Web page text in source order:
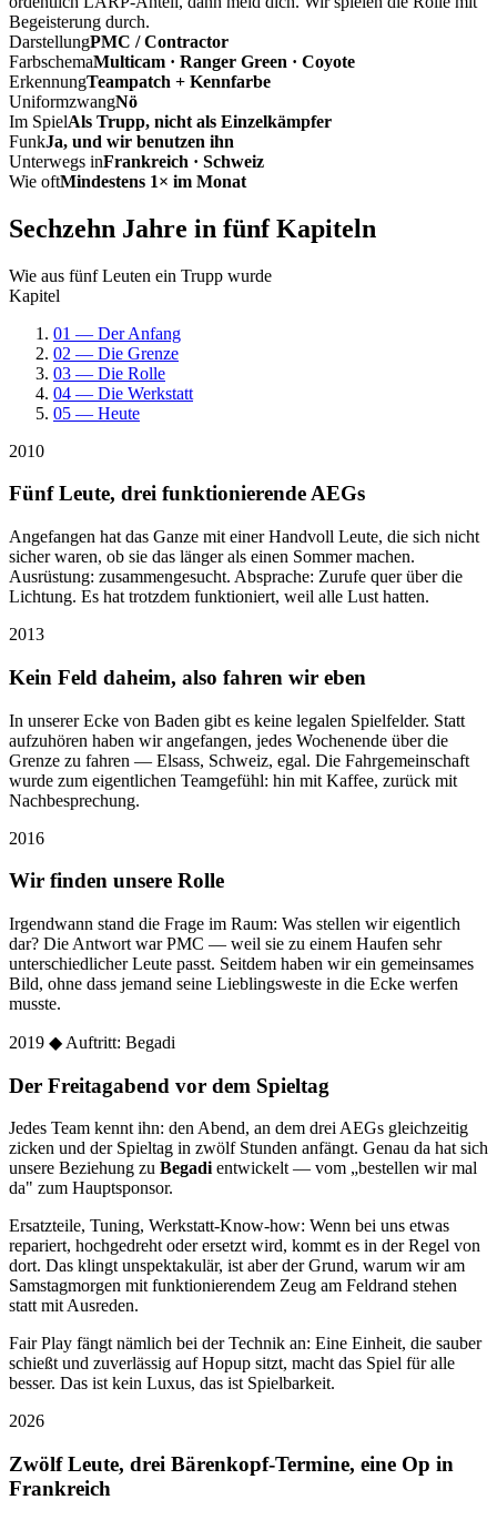
Begeisterung durch.
DarstellungPMC / Contractor
FarbschemaMulticam · Ranger Green · Coyote
ErkennungTeampatch + Kennfarbe
UniformzwangNö
Im SpielAls Trupp, nicht als Einzelkämpfer
FunkJa, und wir benutzen ihn
Unterwegs inFrankreich · Schweiz
Wie oftMindestens 1× im Monat
Sechzehn Jahre in fünf Kapiteln
Wie aus fünf Leuten ein Trupp wurde
Kapitel
01 — Der Anfang
02 — Die Grenze
03 — Die Rolle
04 — Die Werkstatt
05 — Heute
2010
Fünf Leute, drei funktionierende AEGs
Angefangen hat das Ganze mit einer Handvoll Leute, die sich nicht
sicher waren, ob sie das länger als einen Sommer machen.
Ausrüstung: zusammengesucht. Absprache: Zurufe quer über die
Lichtung. Es hat trotzdem funktioniert, weil alle Lust hatten.
2013
Kein Feld daheim, also fahren wir eben
In unserer Ecke von Baden gibt es keine legalen Spielfelder. Statt
aufzuhören haben wir angefangen, jedes Wochenende über die
Grenze zu fahren — Elsass, Schweiz, egal. Die Fahrgemeinschaft
wurde zum eigentlichen Teamgefühl: hin mit Kaffee, zurück mit
Nachbesprechung.
2016
Wir finden unsere Rolle
Irgendwann stand die Frage im Raum: Was stellen wir eigentlich
dar? Die Antwort war PMC — weil sie zu einem Haufen sehr
unterschiedlicher Leute passt. Seitdem haben wir ein gemeinsames
Bild, ohne dass jemand seine Lieblingsweste in die Ecke werfen
musste.
2019 ◆ Auftritt: Begadi
Der Freitagabend vor dem Spieltag
Jedes Team kennt ihn: den Abend, an dem drei AEGs gleichzeitig
zicken und der Spieltag in zwölf Stunden anfängt. Genau da hat sich
unsere Beziehung zu Begadientwickelt — vom „bestellen wir mal
da" zum Hauptsponsor.
Ersatzteile, Tuning, Werkstatt-Know-how: Wenn bei uns etwas
repariert, hochgedreht oder ersetzt wird, kommt es in der Regel von
dort. Das klingt unspektakulär, ist aber der Grund, warum wir am
Samstagmorgen mit funktionierendem Zeug am Feldrand stehen
statt mit Ausreden.
Fair Play fängt nämlich bei der Technik an: Eine Einheit, die sauber
schießt und zuverlässig auf Hopup sitzt, macht das Spiel für alle
besser. Das ist kein Luxus, das ist Spielbarkeit.
2026
Zwölf Leute, drei Bärenkopf-Termine, eine Op in
Frankreich